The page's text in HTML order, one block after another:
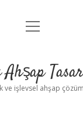
Anasayfa
Yasal Uyarı
menüyü
ve işlevsel ahşap